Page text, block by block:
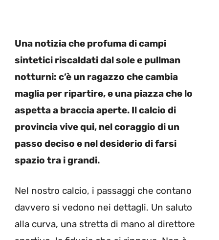
Una notizia che profuma di campi
sintetici riscaldati dal sole e pullman
notturni: c’è un ragazzo che cambia
maglia per ripartire, e una piazza che lo
aspetta a braccia aperte. Il calcio di
provincia vive qui, nel coraggio di un
passo deciso e nel desiderio di farsi
spazio tra i grandi.
Nel nostro calcio, i passaggi che contano
davvero si vedono nei dettagli. Un saluto
alla curva, una stretta di mano al direttore